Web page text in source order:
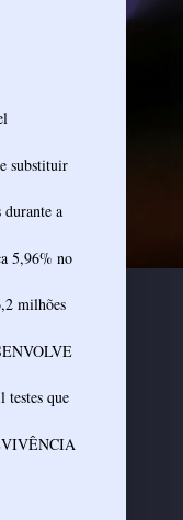
substituir
durante a
5,96% no
milhões
que